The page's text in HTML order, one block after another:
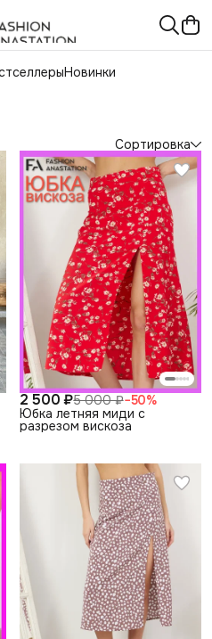
Новинки
Сортировка
2 500 ₽5 000 ₽−50%
Юбка летняя миди с
разрезом вискоза